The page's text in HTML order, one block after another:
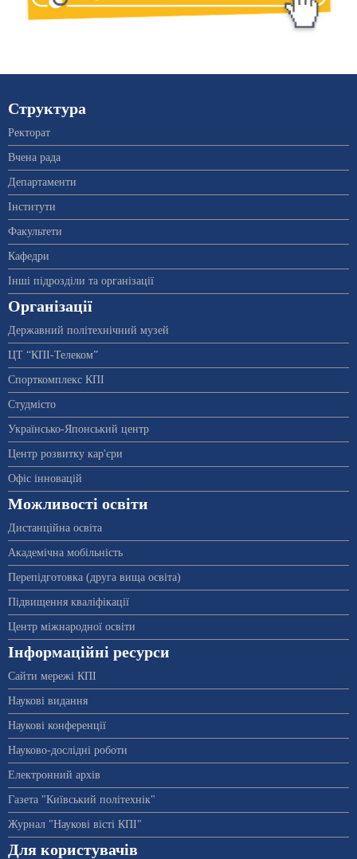
Структура
Ректорат
Вчена рада
Департаменти
Інститути
Факультети
Кафедри
Інші підрозділи та організації
Організації
Державний політехнічний музей
ЦТ “КПІ-Телеком”
Спорткомплекс КПІ
Студмісто
Українсько-Японський центр
Центр розвитку кар'єри
Офіс інновацій
Можливості освіти
Дистанційна освіта
Академічна мобільність
Перепідготовка (друга вища освіта)
Підвищення кваліфікації
Центр міжнародної освіти
Інформаційні ресурси
Сайти мережі КПІ
Наукові видання
Наукові конференції
Науково-дослідні роботи
Електронний архів
Газета "Київський політехнік"
Журнал "Наукові вісті КПІ"
Для користувачів